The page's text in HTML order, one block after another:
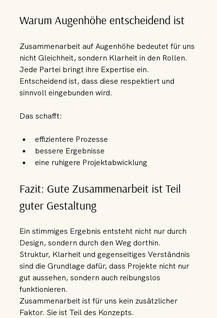
Warum Augenhöhe entscheidend ist
Zusammenarbeit auf Augenhöhe bedeutet für uns
nicht Gleichheit, sondern Klarheit in den Rollen.
Jede Partei bringt ihre Expertise ein.
Entscheidend ist, dass diese respektiert und
sinnvoll eingebunden wird.
Das schafft:
effizientere Prozesse
bessere Ergebnisse
eine ruhigere Projektabwicklung
Fazit: Gute Zusammenarbeit ist Teil
guter Gestaltung
Ein stimmiges Ergebnis entsteht nicht nur durch
Design, sondern durch den Weg dorthin.
Struktur, Klarheit und gegenseitiges Verständnis
sind die Grundlage dafür, dass Projekte nicht nur
gut aussehen, sondern auch reibungslos
funktionieren.
Zusammenarbeit ist für uns kein zusätzlicher
Faktor. Sie ist Teil des Konzepts.